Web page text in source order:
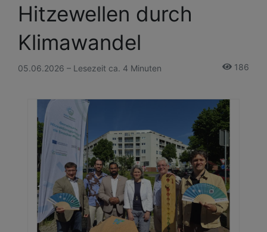
Hitzewellen durch
Klimawandel
05.06.2026 – Lesezeit ca. 4 Minuten 186